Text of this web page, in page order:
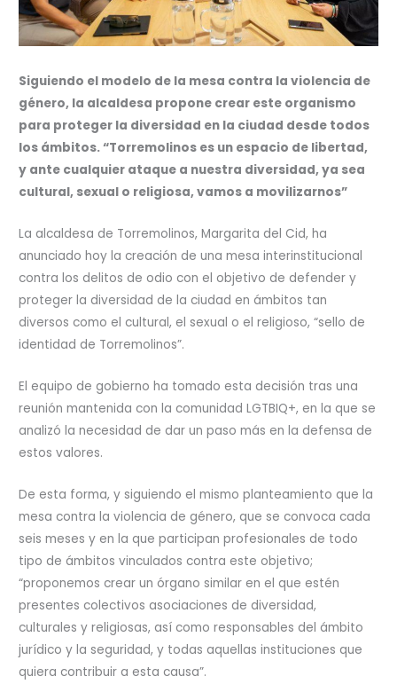
Siguiendo el modelo de la mesa contra la violencia de
género, la alcaldesa propone crear este organismo
para proteger la diversidad en la ciudad desde todos
los ámbitos. “Torremolinos es un espacio de libertad,
y ante cualquier ataque a nuestra diversidad, ya sea
cultural, sexual o religiosa, vamos a movilizarnos”
La alcaldesa de Torremolinos, Margarita del Cid, ha
anunciado hoy la creación de una mesa interinstitucional
contra los delitos de odio con el objetivo de defender y
proteger la diversidad de la ciudad en ámbitos tan
diversos como el cultural, el sexual o el religioso, “sello de
identidad de Torremolinos”.
El equipo de gobierno ha tomado esta decisión tras una
reunión mantenida con la comunidad LGTBIQ+, en la que se
analizó la necesidad de dar un paso más en la defensa de
estos valores.
De esta forma, y siguiendo el mismo planteamiento que la
mesa contra la violencia de género, que se convoca cada
seis meses y en la que participan profesionales de todo
tipo de ámbitos vinculados contra este objetivo;
“proponemos crear un órgano similar en el que estén
presentes colectivos asociaciones de diversidad,
culturales y religiosas, así como responsables del ámbito
jurídico y la seguridad, y todas aquellas instituciones que
quiera contribuir a esta causa”.